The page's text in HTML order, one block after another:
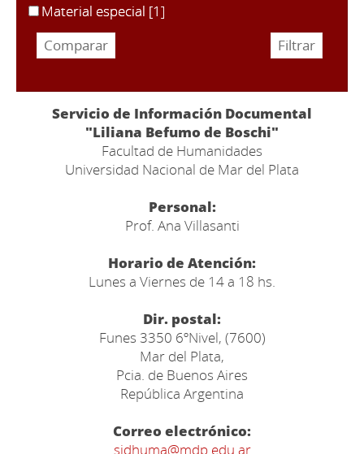
Material especial [1]
Servicio de Información Documental
"Liliana Befumo de Boschi"
Facultad de Humanidades
Universidad Nacional de Mar del Plata
Personal:
Prof. Ana Villasanti
Horario de Atención:
Lunes a Viernes de 14 a 18 hs.
Dir. postal:
Funes 3350 6ºNivel, (7600)
Mar del Plata,
Pcia. de Buenos Aires
República Argentina
Correo electrónico:
sidhuma@mdp.edu.ar